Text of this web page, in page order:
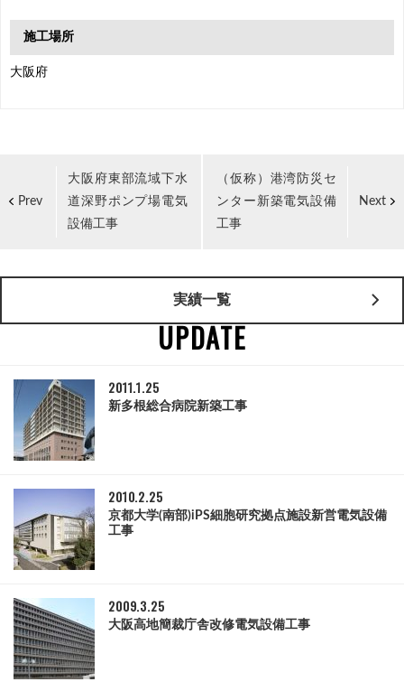
施工場所
大阪府
Prev
大阪府東部流域下水
道深野ポンプ場電気
設備工事
Next
（仮称）港湾防災セ
ンター新築電気設備
工事
実績一覧
UPDATE
2011.1.25
新多根総合病院新築工事
2010.2.25
京都大学(南部)iPS細胞研究拠点施設新営電気設備
工事
2009.3.25
大阪高地簡裁庁舎改修電気設備工事